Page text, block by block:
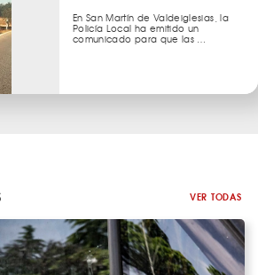
En San Martín de Valdeiglesias, la
Policía Local ha emitido un
comunicado para que las …
VER TODAS